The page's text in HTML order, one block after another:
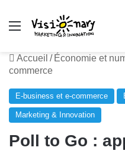
Menu
Accueil / Économie et
commerce
E-business et e-commerce
Marketing & Innovation
Poll to Go :